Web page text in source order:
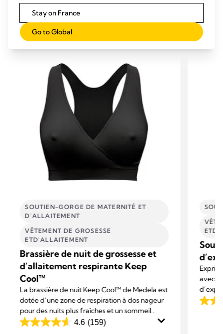
PRODUITS ASSOCIÉS
SOUTIEN-GORGE DE MATERNITÉ ET
D'ALLAITEMENT
VÊTEMENT DE GROSESSE
ETD'ALLAITEMENT
Brassière de nuit de grossesse et
d’allaitement respirante Keep
Cool™
La brassière de nuit Keep Cool™ de Medela est
dotée d’une zone de respiration à dos nageur
pour des nuits plus fraîches et un sommeil
réparateur et confortable.
4.6 (159)
4.6
avec
4.2
Stay on France
Go to Global